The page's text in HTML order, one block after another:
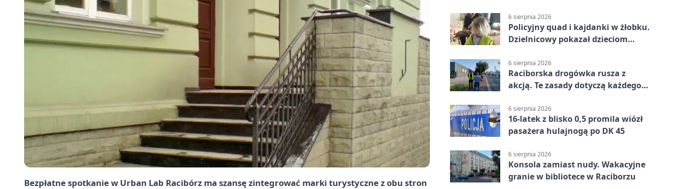
Bezpłatne spotkanie w Urban Lab Racibórz ma szansę zintegrować marki turystyczne z obu stron
6 sierpnia 2026
Policyjny quad i kajdanki w żłobku.
Dzielnicowy pokazał dzieciom
6 sierpnia 2026
Raciborska drogówka rusza z
akcją. Te zasady dotyczą każdego
6 sierpnia 2026
16-latek z blisko 0,5 promila wiózł
pasażera hulajnogą po DK 45
6 sierpnia 2026
Konsola zamiast nudy. Wakacyjne
granie w bibliotece w Raciborzu